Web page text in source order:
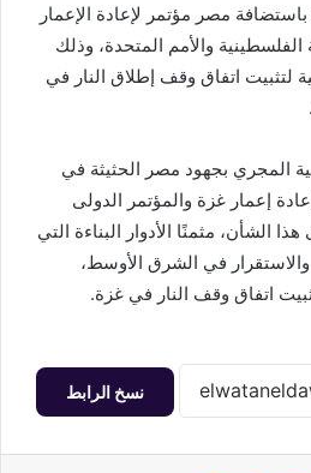
مصر مؤتمر لإعادة الإعمار
والأمم المتحدة، وذلك
لتثبيت اتفاق وقف إطلاق النار في
المجري بجهود مصر الحثيثة في
إعمار غزة والمؤتمر الدولى
الشأن، مثمنًا الأدوار البناءة التي
في الشرق الأوسط،
اتفاق وقف النار في غزة.
نسخ الرابط